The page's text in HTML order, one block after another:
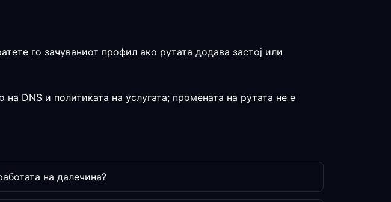
го зачуваниот профил ако рутата додава застој или
DNS и политиката на услугата; промената на рутата не е
на далечина?